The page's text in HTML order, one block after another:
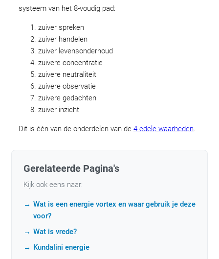
systeem van het 8-voudig pad:
zuiver spreken
zuiver handelen
zuiver levensonderhoud
zuivere concentratie
zuivere neutraliteit
zuivere observatie
zuivere gedachten
zuiver inzicht
Dit is één van de onderdelen van de 4 edele waarheden.
Gerelateerde Pagina's
Kijk ook eens naar:
Wat is een energie vortex en waar gebruik je deze
voor?
Wat is vrede?
Kundalini energie